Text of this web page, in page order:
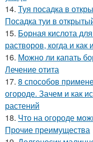
14. Туя посадка в
Посадка туи в
15. Борная кислота
растворов, когда и как
16. Можно ли капать
Лечение отита
17. 8 способов
огороде. Зачем и как
растений
18. Что на огороде
Прочие преимущества